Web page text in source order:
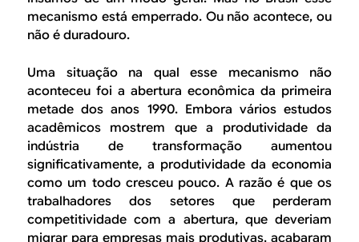
mecanismo está emperrado. Ou não acontece, ou
não é duradouro.
Uma situação na qual esse mecanismo não
aconteceu foi a abertura econômica da primeira
metade dos anos 1990. Embora vários estudos
acadêmicos mostrem que a produtividade da
indústria de transformação aumentou
significativamente, a produtividade da economia
como um todo cresceu pouco. A razão é que os
trabalhadores dos setores que perderam
competitividade com a abertura, que deveriam
migrar para empresas mais produtivas, acabaram